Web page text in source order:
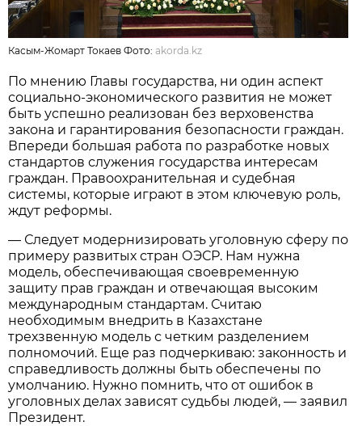
Касым-Жомарт Токаев Фото:akorda.kz
По мнению Главы государства, ни один аспект
социально-экономического развития не может
быть успешно реализован без верховенства
закона и гарантирования безопасности граждан.
Впереди большая работа по разработке новых
стандартов служения государства интересам
граждан. Правоохранительная и судебная
системы, которые играют в этом ключевую роль,
ждут реформы.
— Следует модернизировать уголовную сферу по
примеру развитых стран ОЭСР. Нам нужна
модель, обеспечивающая своевременную
защиту прав граждан и отвечающая высоким
международным стандартам. Считаю
необходимым внедрить в Казахстане
трехзвенную модель с четким разделением
полномочий. Еще раз подчеркиваю: законность и
справедливость должны быть обеспечены по
умолчанию. Нужно помнить, что от ошибок в
уголовных делах зависят судьбы людей, — заявил
Президент.